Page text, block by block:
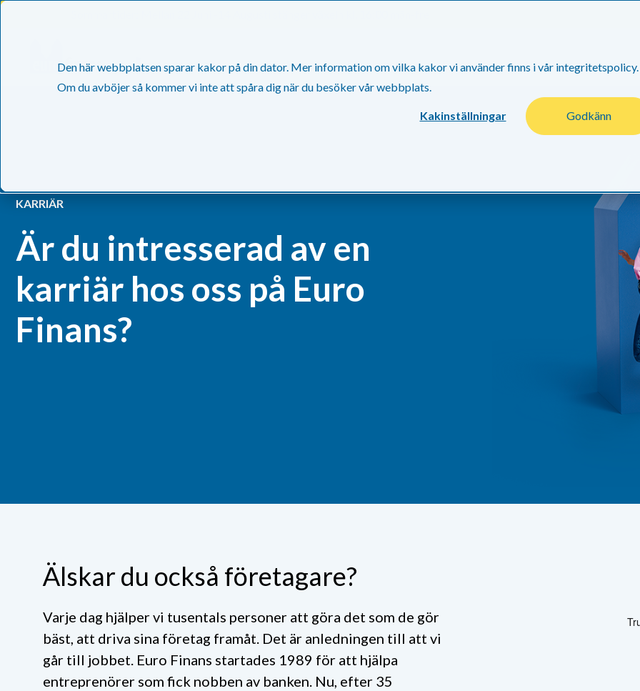
Den här webbplatsen sparar kakor på din dator. Mer information om vilka kakor vi använder finns i vår integritetspolicy.
Om du avböjer så kommer vi inte att spåra dig när du besöker vår webbplats.
Kakinställningar Godkänn
046-31 20 20 Sälj Faktura Företagslån Factoring Kunskap Om Oss
KARRIÄR
Är du intresserad av en
karriär hos oss på Euro
Finans?
Älskar du också företagare?
Varje dag hjälper vi tusentals personer att göra det som de gör
bäst, att driva sina företag framåt. Det är anledningen till att vi
går till jobbet. Euro Finans startades 1989 för att hjälpa
entreprenörer som fick nobben av banken. Nu, efter 35